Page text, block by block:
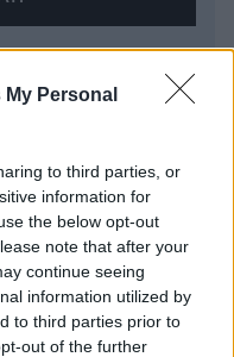
Personal
to third parties, or
information for
the below opt-out
note that after your
continue seeing
information utilized by
to third parties prior to
out of the further
Σχολιασμένα
3 εκατ. δολαρίων σε
και